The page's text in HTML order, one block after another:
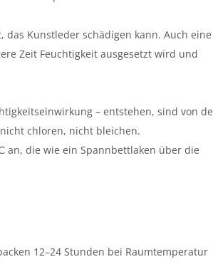
Kunstleder schädigen kann. Auch eine
Zeit Feuchtigkeit ausgesetzt wird und
– entstehen, sind von
chloren, nicht bleichen.
an, die wie ein Spannbettlaken über die
12–24 Stunden bei Raumtemperatur